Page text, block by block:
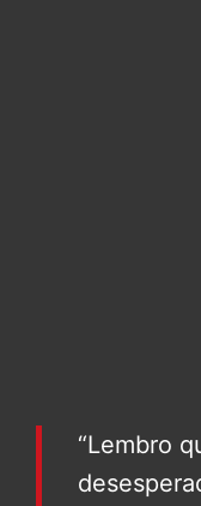
“Lembro